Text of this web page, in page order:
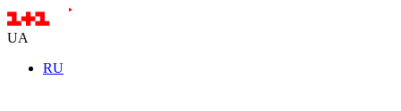
UA
RU